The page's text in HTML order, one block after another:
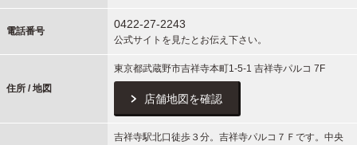
電話番号
0422-27-2243
公式サイトを見たとお伝え下さい。
住所 / 地図
東京都武蔵野市吉祥寺本町1-5-1 吉祥寺パルコ 7F
店舗地図を確認
吉祥寺駅北口徒歩３分。吉祥寺パルコ７Ｆです。中央